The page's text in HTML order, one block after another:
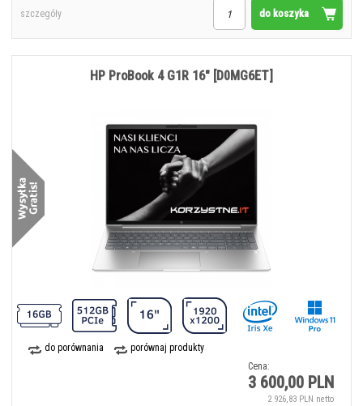
do koszyka
szczegóły
do porównania
porównaj produkty
Cena:
3 600,00 PLN
2 926,83 PLN netto
HP ProBook 4 G1R 16" [D0MG6ET]